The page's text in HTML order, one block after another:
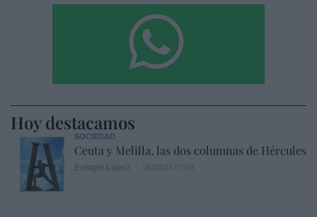
Hoy destacamos
SOCIEDAD
Ceuta y Melilla, las dos columnas de Hércules